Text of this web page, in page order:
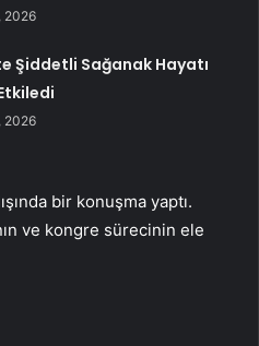
2026
Şiddetli Sağanak Hayatı
2026
bir konuşma yaptı.
ve kongre sürecinin ele